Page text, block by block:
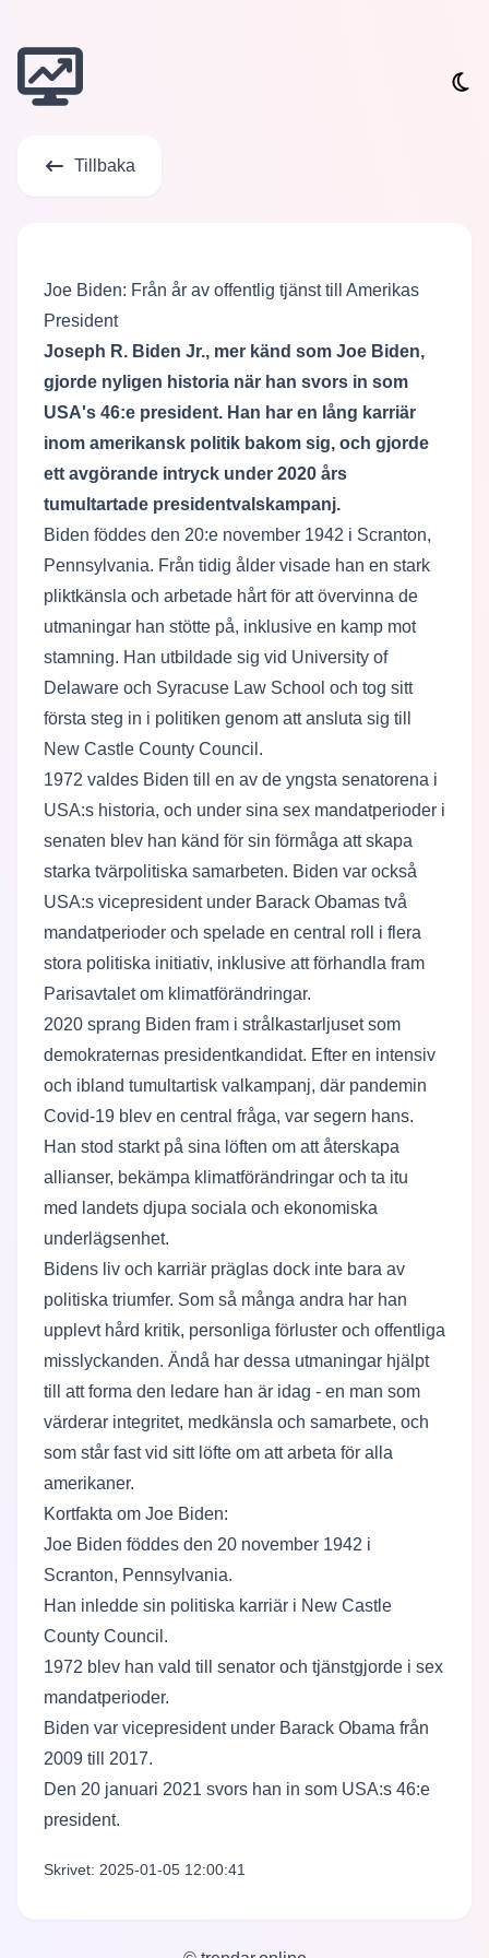
Tillbaka
Joe Biden: Från år av offentlig tjänst till Amerikas
President
Joseph R. Biden Jr., mer känd som Joe Biden,
gjorde nyligen historia när han svors in som
USA's 46:e president. Han har en lång karriär
inom amerikansk politik bakom sig, och gjorde
ett avgörande intryck under 2020 års
tumultartade presidentvalskampanj.
Biden föddes den 20:e november 1942 i Scranton,
Pennsylvania. Från tidig ålder visade han en stark
pliktkänsla och arbetade hårt för att övervinna de
utmaningar han stötte på, inklusive en kamp mot
stamning. Han utbildade sig vid University of
Delaware och Syracuse Law School och tog sitt
första steg in i politiken genom att ansluta sig till
New Castle County Council.
1972 valdes Biden till en av de yngsta senatorena i
USA:s historia, och under sina sex mandatperioder i
senaten blev han känd för sin förmåga att skapa
starka tvärpolitiska samarbeten. Biden var också
USA:s vicepresident under Barack Obamas två
mandatperioder och spelade en central roll i flera
stora politiska initiativ, inklusive att förhandla fram
Parisavtalet om klimatförändringar.
2020 sprang Biden fram i strålkastarljuset som
demokraternas presidentkandidat. Efter en intensiv
och ibland tumultartisk valkampanj, där pandemin
Covid-19 blev en central fråga, var segern hans.
Han stod starkt på sina löften om att återskapa
allianser, bekämpa klimatförändringar och ta itu
med landets djupa sociala och ekonomiska
underlägsenhet.
Bidens liv och karriär präglas dock inte bara av
politiska triumfer. Som så många andra har han
upplevt hård kritik, personliga förluster och offentliga
misslyckanden. Ändå har dessa utmaningar hjälpt
till att forma den ledare han är idag - en man som
värderar integritet, medkänsla och samarbete, och
som står fast vid sitt löfte om att arbeta för alla
amerikaner.
Kortfakta om Joe Biden:
Joe Biden föddes den 20 november 1942 i
Scranton, Pennsylvania.
Han inledde sin politiska karriär i New Castle
County Council.
1972 blev han vald till senator och tjänstgjorde i sex
mandatperioder.
Biden var vicepresident under Barack Obama från
2009 till 2017.
Den 20 januari 2021 svors han in som USA:s 46:e
president.
Skrivet: 2025-01-05 12:00:41